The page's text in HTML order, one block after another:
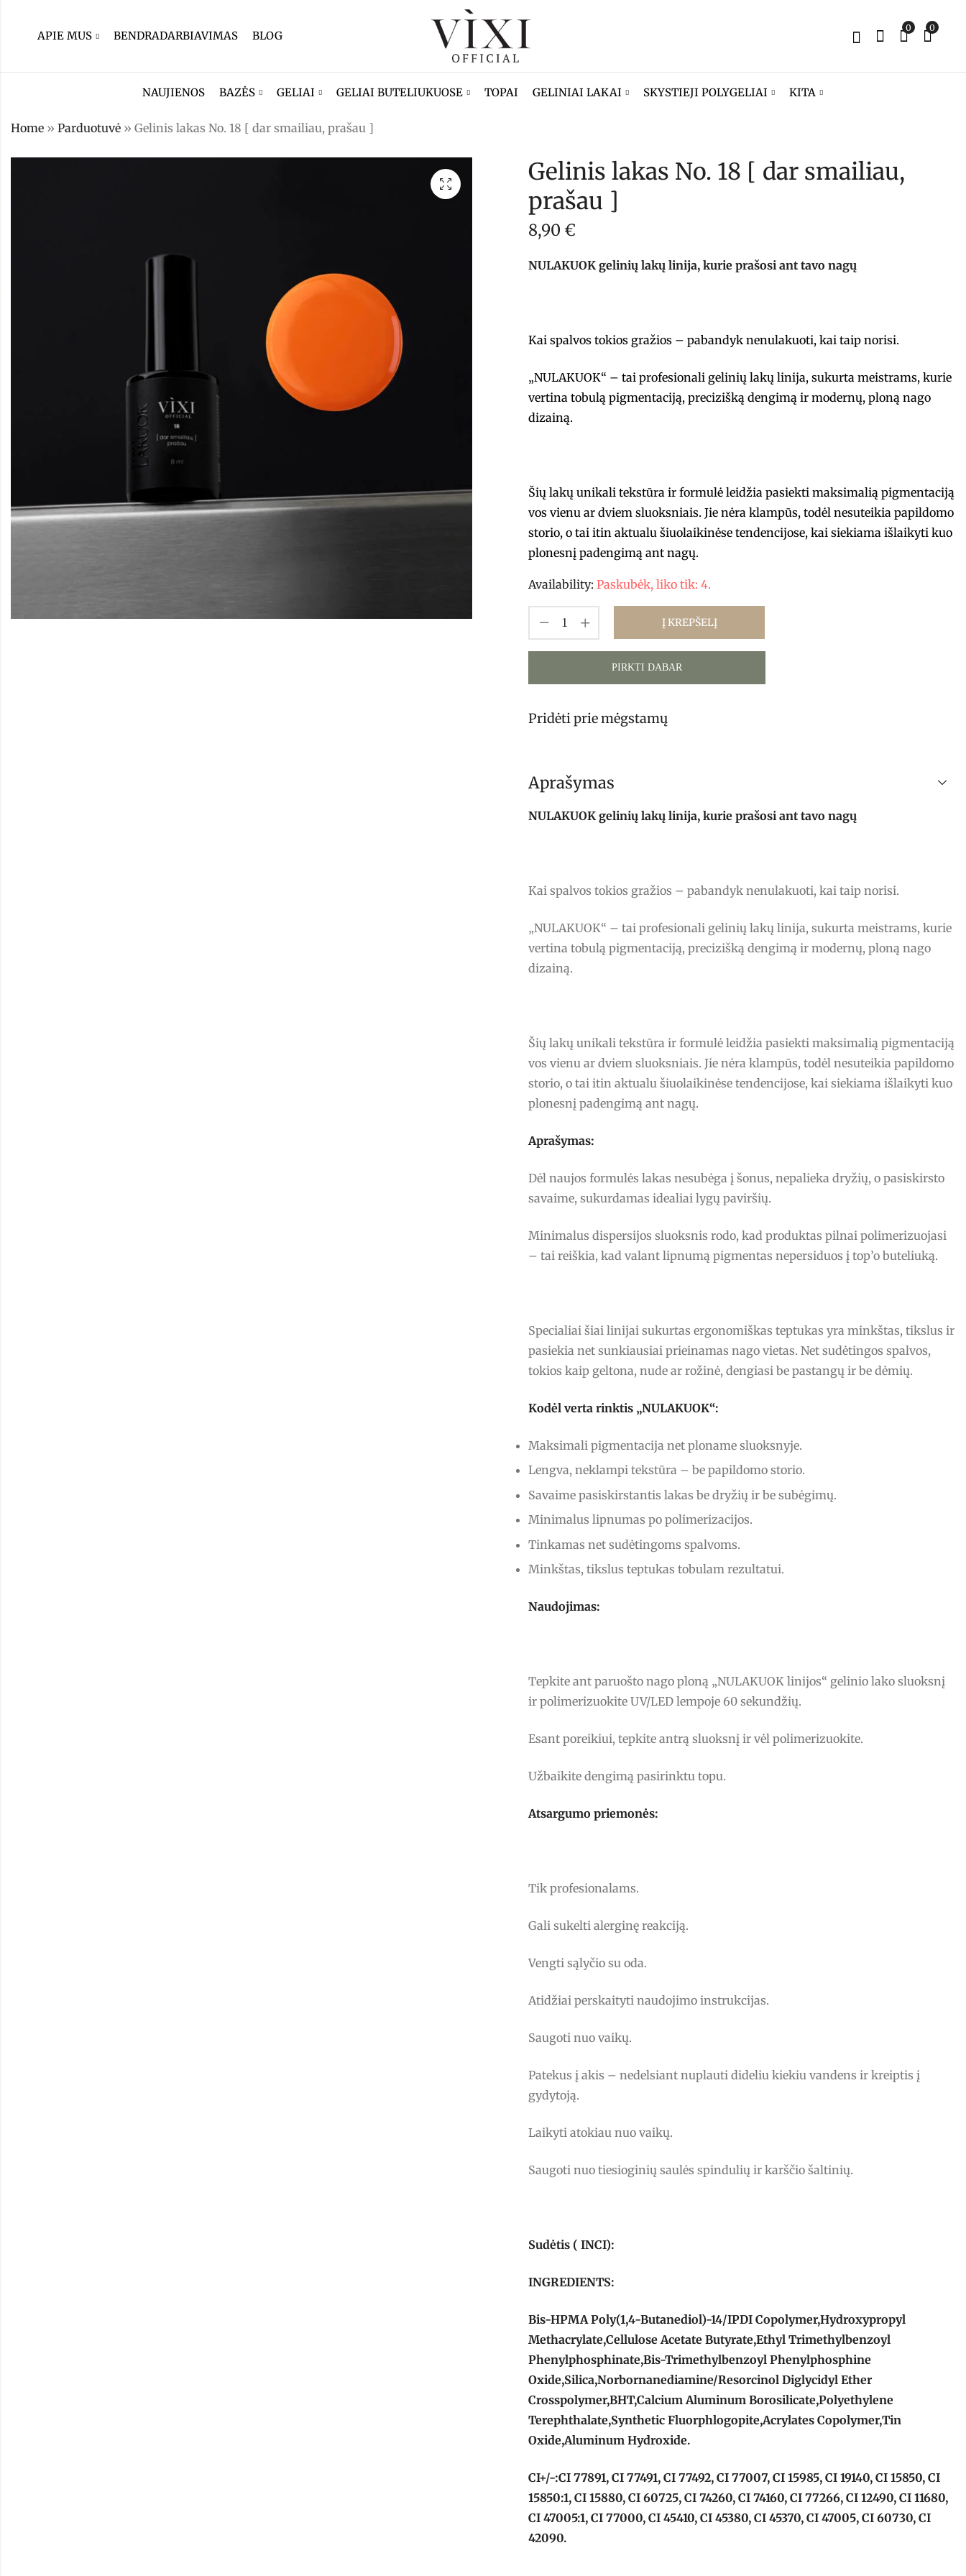
APIE MUS BENDRADARBIAVIMAS BLOG
0 0
NAUJIENOS BAZĖS GELIAI GELIAI BUTELIUKUOSE TOPAI GELINIAI LAKAI SKYSTIEJI POLYGELIAI KITA
Home » Parduotuvė » Gelinis lakas No. 18 [ dar smailiau, prašau ]
Gelinis lakas No. 17
[ čia tik tu matai ]
Gelinis lakas No. 19
[ nepataikiau į
Gelinis lakas No. 18 [ dar smailiau,
prašau ]
8,90 €
NULAKUOK gelinių lakų linija, kurie prašosi ant tavo nagų
Kai spalvos tokios gražios – pabandyk nenulakuoti, kai taip norisi.
„NULAKUOK“ – tai profesionali gelinių lakų linija, sukurta meistrams, kurie
vertina tobulą pigmentaciją, precizišką dengimą ir modernų, ploną nago
dizainą.
Šių lakų unikali tekstūra ir formulė leidžia pasiekti maksimalią pigmentaciją
vos vienu ar dviem sluoksniais. Jie nėra klampūs, todėl nesuteikia papildomo
storio, o tai itin aktualu šiuolaikinėse tendencijose, kai siekiama išlaikyti kuo
plonesnį padengimą ant nagų.
Availability: Paskubėk, liko tik: 4.
Į KREPŠELĮ
PIRKTI DABAR
Pridėti prie mėgstamų
Aprašymas
NULAKUOK gelinių lakų linija, kurie prašosi ant tavo nagų
Kai spalvos tokios gražios – pabandyk nenulakuoti, kai taip norisi.
„NULAKUOK“ – tai profesionali gelinių lakų linija, sukurta meistrams, kurie
vertina tobulą pigmentaciją, precizišką dengimą ir modernų, ploną nago
dizainą.
Šių lakų unikali tekstūra ir formulė leidžia pasiekti maksimalią pigmentaciją
vos vienu ar dviem sluoksniais. Jie nėra klampūs, todėl nesuteikia papildomo
storio, o tai itin aktualu šiuolaikinėse tendencijose, kai siekiama išlaikyti kuo
plonesnį padengimą ant nagų.
Aprašymas:
Dėl naujos formulės lakas nesubėga į šonus, nepalieka dryžių, o pasiskirsto
savaime, sukurdamas idealiai lygų paviršių.
Minimalus dispersijos sluoksnis rodo, kad produktas pilnai polimerizuojasi
– tai reiškia, kad valant lipnumą pigmentas nepersiduos į top’o buteliuką.
Specialiai šiai linijai sukurtas ergonomiškas teptukas yra minkštas, tikslus ir
pasiekia net sunkiausiai prieinamas nago vietas. Net sudėtingos spalvos,
tokios kaip geltona, nude ar rožinė, dengiasi be pastangų ir be dėmių.
Kodėl verta rinktis „NULAKUOK“:
Maksimali pigmentacija net ploname sluoksnyje.
Lengva, neklampi tekstūra – be papildomo storio.
Savaime pasiskirstantis lakas be dryžių ir be subėgimų.
Minimalus lipnumas po polimerizacijos.
Tinkamas net sudėtingoms spalvoms.
Minkštas, tikslus teptukas tobulam rezultatui.
Naudojimas:
Tepkite ant paruošto nago ploną „NULAKUOK linijos“ gelinio lako sluoksnį
ir polimerizuokite UV/LED lempoje 60 sekundžių.
Esant poreikiui, tepkite antrą sluoksnį ir vėl polimerizuokite.
Užbaikite dengimą pasirinktu topu.
Atsargumo priemonės:
Tik profesionalams.
Gali sukelti alerginę reakciją.
Vengti sąlyčio su oda.
Atidžiai perskaityti naudojimo instrukcijas.
Saugoti nuo vaikų.
Patekus į akis – nedelsiant nuplauti dideliu kiekiu vandens ir kreiptis į
gydytoją.
Laikyti atokiau nuo vaikų.
Saugoti nuo tiesioginių saulės spindulių ir karščio šaltinių.
Sudėtis ( INCI):
INGREDIENTS:
Bis-HPMA Poly(1,4-Butanediol)-14/IPDI Copolymer,Hydroxypropyl
Methacrylate,Cellulose Acetate Butyrate,Ethyl Trimethylbenzoyl
Phenylphosphinate,Bis-Trimethylbenzoyl Phenylphosphine
Oxide,Silica,Norbornanediamine/Resorcinol Diglycidyl Ether
Crosspolymer,BHT,Calcium Aluminum Borosilicate,Polyethylene
Terephthalate,Synthetic Fluorphlogopite,Acrylates Copolymer,Tin
Oxide,Aluminum Hydroxide.
CI+/-:CI 77891, CI 77491, CI 77492, CI 77007, CI 15985, CI 19140, CI 15850, CI
15850:1, CI 15880, CI 60725, CI 74260, CI 74160, CI 77266, CI 12490, CI 11680,
CI 47005:1, CI 77000, CI 45410, CI 45380, CI 45370, CI 47005, CI 60730, CI
42090.